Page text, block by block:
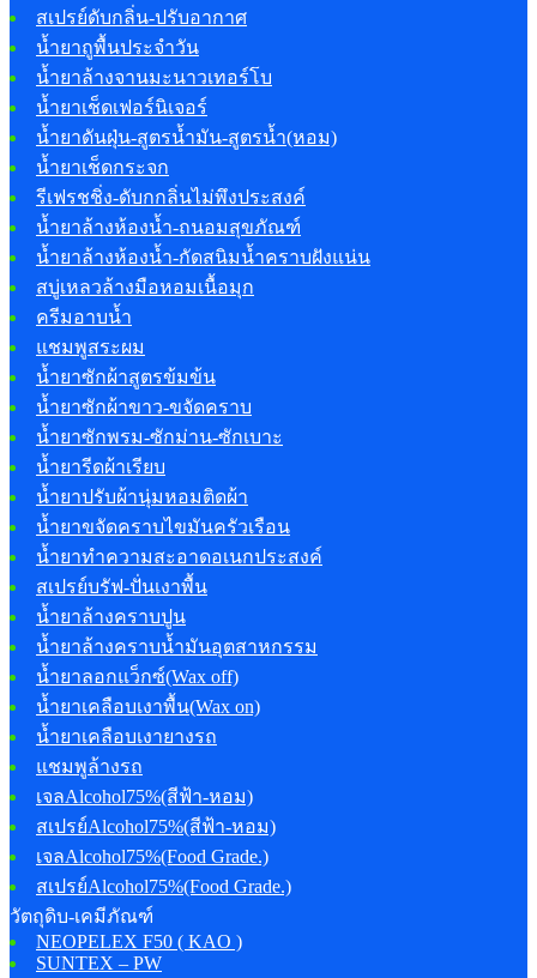
สเปรย์ดับกลิ่น-ปรับอากาศ
น้ำยาถูพื้นประจำวัน
น้ำยาล้างจานมะนาวเทอร์โบ
น้ำยาเช็ดเฟอร์นิเจอร์
น้ำยาดันฝุ่น-สูตรน้ำมัน-สูตรน้ำ(หอม)
น้ำยาเช็ดกระจก
รีเฟรชชิ่ง-ดับกกลิ่นไม่พึงประสงค์
น้ำยาล้างห้องน้ำ-ถนอมสุขภัณฑ์
น้ำยาล้างห้องน้ำ-กัดสนิมน้ำคราบฝังแน่น
สบู่เหลวล้างมือหอมเนื้อมุก
ครีมอาบน้ำ
แชมพูสระผม
น้ำยาซักผ้าสูตรข้มข้น
น้ำยาซักผ้าขาว-ขจัดคราบ
น้ำยาซักพรม-ซักม่าน-ซักเบาะ
น้ำยารีดผ้าเรียบ
น้ำยาปรับผ้านุ่มหอมติดผ้า
น้ำยาขจัดคราบไขมันครัวเรือน
น้ำยาทำความสะอาดอเนกประสงค์
สเปรย์บรัฟ-ปั่นเงาพื้น
น้ำยาล้างคราบปูน
น้ำยาล้างคราบน้ำมันอุตสาหกรรม
น้ำยาลอกแว็กซ์(Wax off)
น้ำยาเคลือบเงาพื้น(Wax on)
น้ำยาเคลือบเงายางรถ
แชมพูล้างรถ
เจลAlcohol75%(สีฟ้า-หอม)
สเปรย์Alcohol75%(สีฟ้า-หอม)
เจลAlcohol75%(Food Grade.)
สเปรย์Alcohol75%(Food Grade.)
วัตถุดิบ-เคมีภัณฑ์
NEOPELEX F50 ( KAO )
SUNTEX – PW